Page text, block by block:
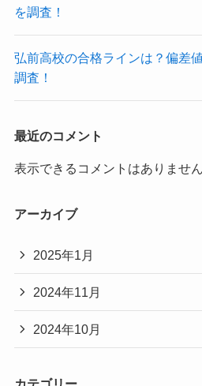
を調査！
弘前高校の合格ラインは？偏差
調査！
最近のコメント
表示できるコメントはありません
アーカイブ
2025年1月
2024年11月
2024年10月